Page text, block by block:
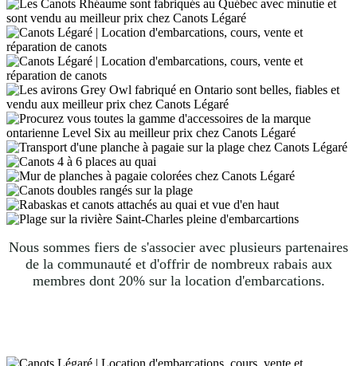
Nous sommes fiers de s'associer avec plusieurs partenaires
de la communauté et d'offrir de nombreux rabais aux
membres dont 20% sur la location d'embarcations.